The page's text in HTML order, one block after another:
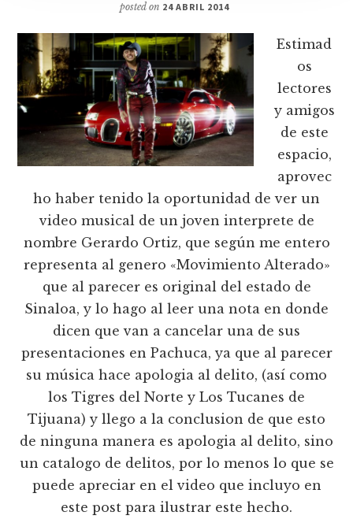
posted on 24 ABRIL 2014
Estimad
os
lectores
y amigos
de este
espacio,
aprovec
ho haber tenido la oportunidad de ver un
video musical de un joven interprete de
nombre Gerardo Ortiz, que según me entero
representa al genero «Movimiento Alterado»
que al parecer es original del estado de
Sinaloa, y lo hago al leer una nota en donde
dicen que van a cancelar una de sus
presentaciones en Pachuca, ya que al parecer
su música hace apologia al delito, (así como
los Tigres del Norte y Los Tucanes de
Tijuana) y llego a la conclusion de que esto
de ninguna manera es apologia al delito, sino
un catalogo de delitos, por lo menos lo que se
puede apreciar en el video que incluyo en
este post para ilustrar este hecho.